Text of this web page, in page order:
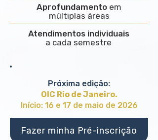
Aprofundamento em
múltiplas áreas
Atendimentos individuais
a cada semestre
Próxima edição:
OIC Rio de Janeiro.
Início: 16 e 17 de maio de 2026
Fazer minha Pré-inscrição